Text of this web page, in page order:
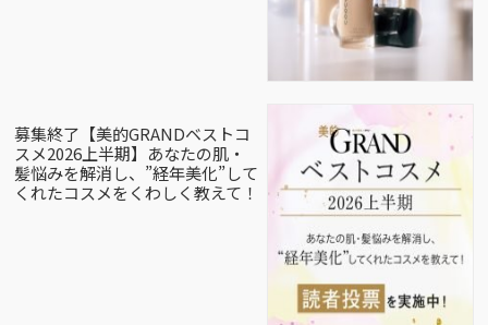
募集終了【美的GRANDベストコ
スメ2026上半期】あなたの肌・
髪悩みを解消し、”経年美化”して
くれたコスメをくわしく教えて！